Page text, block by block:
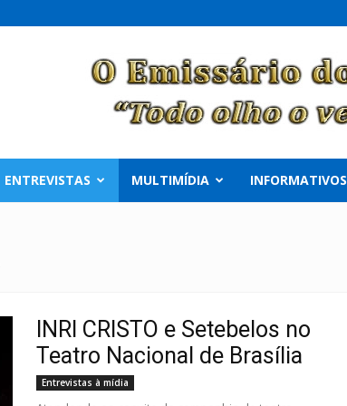
ENTREVISTAS MULTIMÍDIA INFORMATIVOS
INRI CRISTO e Setebelos no
Teatro Nacional de Brasília
Entrevistas à mídia